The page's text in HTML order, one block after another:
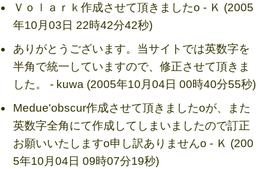
Ｖｏｌａｒｋ作成させて頂きましたo - Ｋ (2005
年10月03日 22時42分42秒)
ありがとうございます。当サイトでは英数字を
半角で統一していますので、修正させて頂きま
した。 - kuwa (2005年10月04日 00時40分55秒)
Medue'obscur作成させて頂きましたoが、また
英数字全角にて作成してしまいましたので訂正
お願いいたしますo申し訳ありませんo - Ｋ (200
5年10月04日 09時07分19秒)